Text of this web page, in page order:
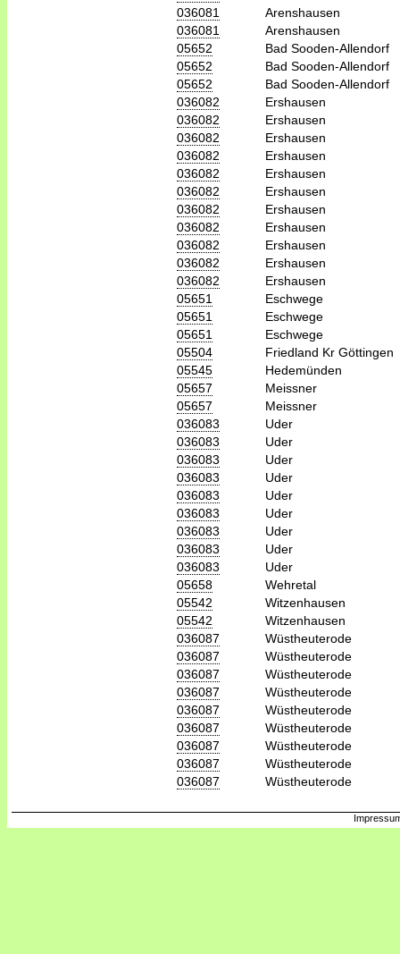
036081
Arenshausen
036081
Arenshausen
05652
Bad Sooden-Allendorf
05652
Bad Sooden-Allendorf
05652
Bad Sooden-Allendorf
036082
Ershausen
036082
Ershausen
036082
Ershausen
036082
Ershausen
036082
Ershausen
036082
Ershausen
036082
Ershausen
036082
Ershausen
036082
Ershausen
036082
Ershausen
036082
Ershausen
05651
Eschwege
05651
Eschwege
05651
Eschwege
05504
Friedland Kr Göttingen
05545
Hedemünden
05657
Meissner
05657
Meissner
036083
Uder
036083
Uder
036083
Uder
036083
Uder
036083
Uder
036083
Uder
036083
Uder
036083
Uder
036083
Uder
05658
Wehretal
05542
Witzenhausen
05542
Witzenhausen
036087
Wüstheuterode
036087
Wüstheuterode
036087
Wüstheuterode
036087
Wüstheuterode
036087
Wüstheuterode
036087
Wüstheuterode
036087
Wüstheuterode
036087
Wüstheuterode
036087
Wüstheuterode